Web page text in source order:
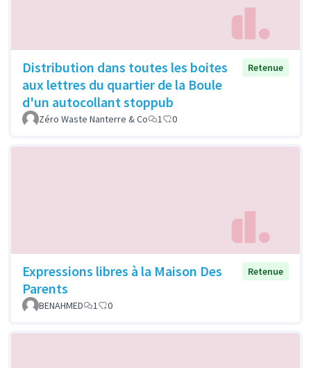
Distribution dans toutes les boites
aux lettres du quartier de la Boule
d'un autocollant stoppub
Retenue
Zéro Waste Nanterre & Co 1 0
Expressions libres à la Maison Des
Parents
Retenue
BENAHMED 1 0